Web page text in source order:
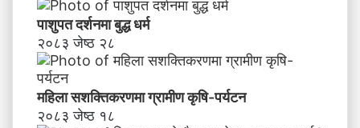
पाशुपत दर्शनमा बुद्ध धर्म​
२०८३ जेष्ठ २८
महिला सशक्तिकरणमा ग्रामीण कृषि-पर्यटन
२०८३ जेष्ठ १८